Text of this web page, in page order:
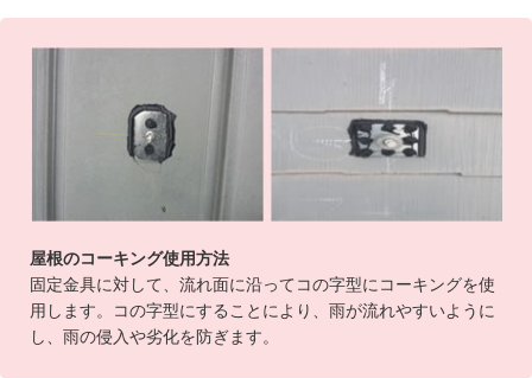
屋根のコーキング使用方法
固定金具に対して、流れ面に沿ってコの字型にコーキングを使
用します。コの字型にすることにより、雨が流れやすいように
し、雨の侵入や劣化を防ぎます。